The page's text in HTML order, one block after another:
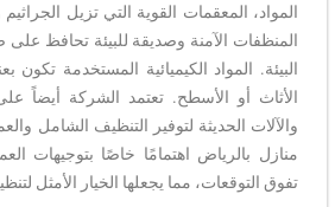
المواد، المعقمات القوية التي تزيل الجراثيم
المنظفات الآمنة وصديقة للبيئة تحافظ
البيئة. المواد الكيميائية المستخدمة تكون
الأثاث أو الأسطح. تعتمد الشركة أيضاً
والآلات الحديثة لتوفير التنظيف الشامل
منازل بالرياض اهتمامًا خاصًا بتوجيهات
تفوق التوقعات، مما يجعلها الخيار الأمثل